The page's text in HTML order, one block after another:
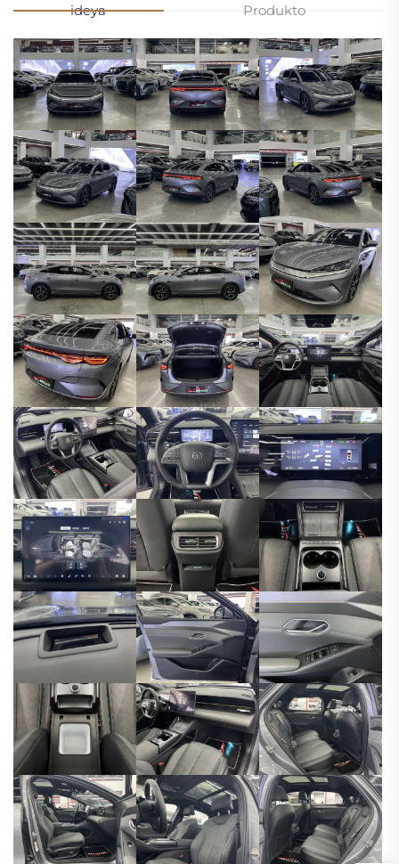
ideya Produkto